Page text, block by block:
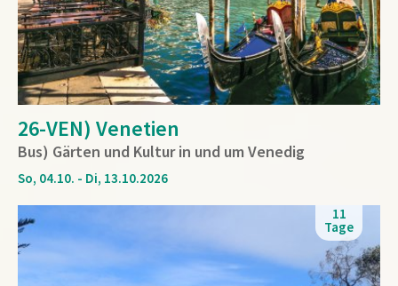
26-VEN) Venetien
Bus) Gärten und Kultur in und um Venedig
So, 04.10. - Di, 13.10.2026
11
Tage